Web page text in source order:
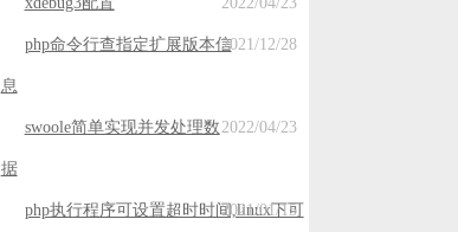
php命令行查指定扩展版本信
息
2021/12/28
swoole简单实现并发处理数
据
2022/04/23
php执行程序可设置超时时间,linux下可
2021/01/15